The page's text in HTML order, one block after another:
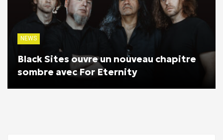
NEWS
Black Sites ouvre un nouveau chapitre
sombre avec For Eternity